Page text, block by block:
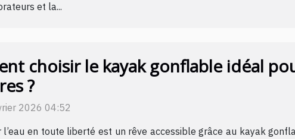
et la...
choisir le kayak gonflable idéal
?
2026 04:52
l’eau en toute liberté est un rêve accessible grâce au kayak